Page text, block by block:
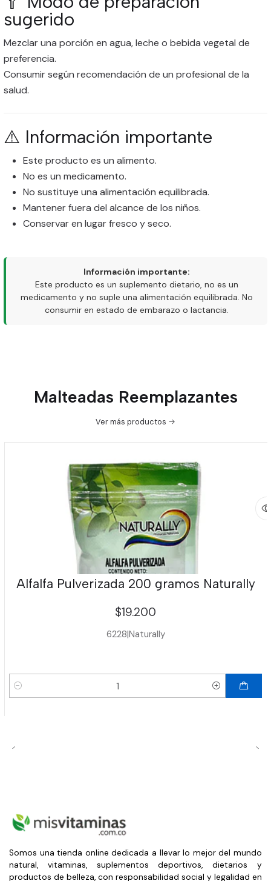
sugerido
Mezclar una porción en agua, leche o bebida vegetal de
preferencia.
Consumir según recomendación de un profesional de la
salud.
⚠️ Información importante
Este producto es un alimento.
No es un medicamento.
No sustituye una alimentación equilibrada.
Mantener fuera del alcance de los niños.
Conservar en lugar fresco y seco.
Información importante:
Este producto es un suplemento dietario, no es un
medicamento y no suple una alimentación equilibrada. No
consumir en estado de embarazo o lactancia.
Malteadas Reemplazantes
Ver más productos
Alfalfa Pulverizada 200 gramos Naturally
$19.200
6228|Naturally
Cantidad
Somos una tienda online dedicada a llevar lo mejor del mundo
natural, vitaminas, suplementos deportivos, dietarios y
productos de belleza, con responsabilidad social y legalidad en